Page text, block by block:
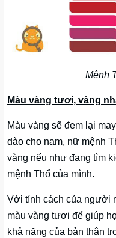
Mệnh
Màu vàng tươi, vàng
Màu vàng sẽ đem lại
dào cho nam, nữ mệnh
vàng nếu như đang tìm
mệnh Thổ của mình.
Với tính cách của người
màu vàng tươi để giúp
khả năng của bản thân